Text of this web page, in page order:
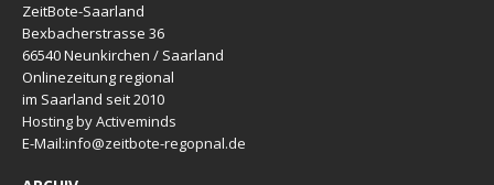
ZeitBote-Saarland
Bexbacherstrasse 36
66540 Neunkirchen / Saarland
Onlinezeitung regional
im Saarland seit 2010
Hosting by Activeminds
E-Mail:info@zeitbote-regopnal.de